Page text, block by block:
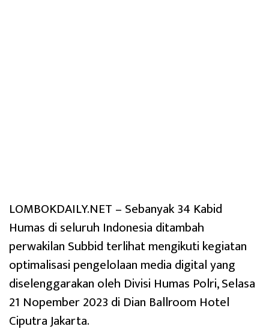
LOMBOKDAILY.NET – Sebanyak 34 Kabid
Humas di seluruh Indonesia ditambah
perwakilan Subbid terlihat mengikuti kegiatan
optimalisasi pengelolaan media digital yang
diselenggarakan oleh Divisi Humas Polri, Selasa
21 Nopember 2023 di Dian Ballroom Hotel
Ciputra Jakarta.